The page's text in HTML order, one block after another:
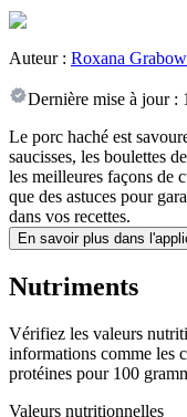
Auteur : Roxana
Dernière mise à jour :
Le porc haché est
saucisses, les boulettes
les meilleures façons de
que des astuces pour
dans vos recettes.
En savoir plus dans
Nutriments
Vérifiez les valeurs
informations comme les
protéines pour 100
Valeurs nutritionnelles